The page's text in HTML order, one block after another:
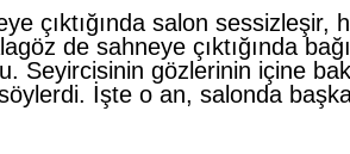
çıktığında salon sessizleşir,
de sahneye çıktığında
Seyircisinin gözlerinin içine
İşte o an, salonda